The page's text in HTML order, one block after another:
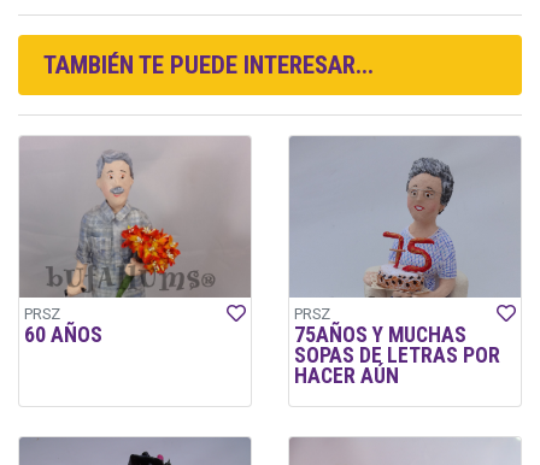
TAMBIÉN TE PUEDE INTERESAR...
PRSZ
60 AÑOS
PRSZ
75AÑOS Y MUCHAS
SOPAS DE LETRAS POR
HACER AÚN